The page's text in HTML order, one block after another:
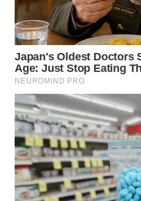
WN
NIAS
WN
LANGKAT
WN
TAPANULI
SELATAN
WN
TANJUNG
LESUNG